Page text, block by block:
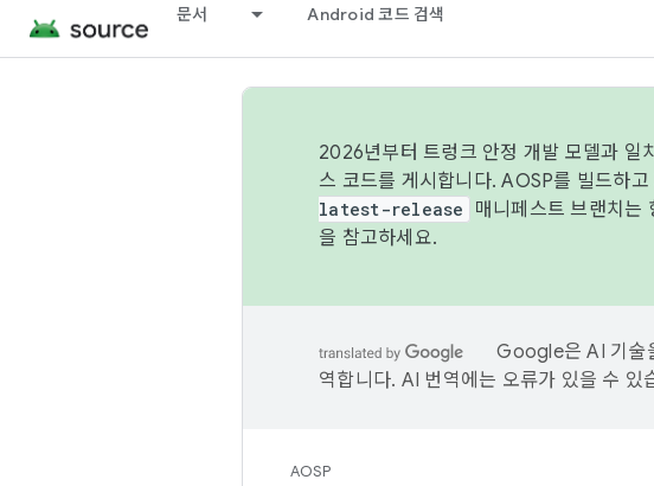
문서 Android 코드 검색
2026년부터 트렁크 안정 개발 모델과 일
스 코드를 게시합니다. AOSP를 빌드하고
latest-release
매니페스트 브랜치는
을 참고하세요.
Google은 AI 기술
역합니다. AI 번역에는 오류가 있을 수 있
AOSP